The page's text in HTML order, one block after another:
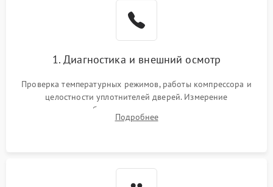
работе
2000 ₽ Подробнее →
1000 ₽
1800 ₽
1. Диагностика и внешний осмотр
Проверка температурных режимов, работы компрессора и
целостности уплотнителей дверей. Измерение
сопротивления обмоток мотора, проверка термостата и
считывание кодов ошибок с электронного дисплея.
Подробнее